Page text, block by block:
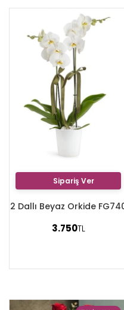
Sipariş Ver
2 Dallı Beyaz Orkide
3.750TL